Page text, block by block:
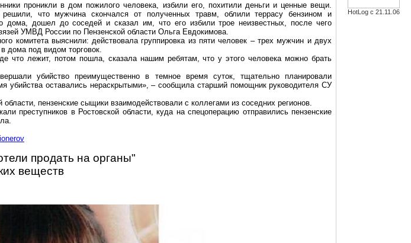
проникли в дом пожилого человека, избили его, похитили деньги и ценные вещи.
решили, что мужчина скончался от полученных травм, облили террасу бензином и
дома, дошел до соседей и сказал им, что его избили трое неизвестных, после чего
УМВД России по Пензенской области Ольга Евдокимова.
комитета выяснили: действовала группировка из пяти человек – трех мужчин и двух
дома под видом торговок.
что лежит, потом пошла, сказала нашим ребятам, что у этого человека можно брать
убийство преимущественно в темное время суток, тщательно планировали
убийства оставались нераскрытыми», – сообщила старший помощник руководителя СУ
пензенские сыщики взаимодействовали с коллегами из соседних регионов.
преступников в Ростовской области, куда на спецоперацию отправились пензенские
продать на органы"
веществ
HotLog с 21.11.06